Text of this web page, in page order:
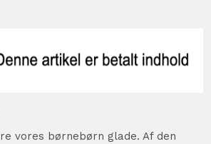
vores børnebørn glade. Af den